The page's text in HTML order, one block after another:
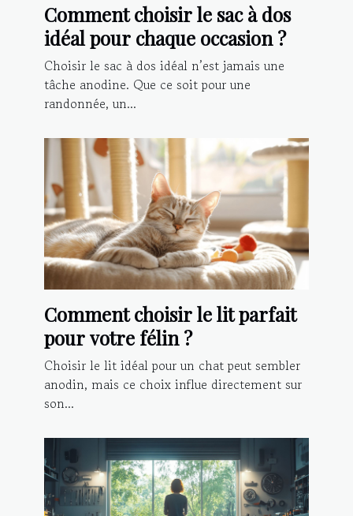
Comment choisir le sac à dos
idéal pour chaque occasion ?
Choisir le sac à dos idéal n’est jamais une
tâche anodine. Que ce soit pour une
randonnée, un...
Comment choisir le lit parfait
pour votre félin ?
Choisir le lit idéal pour un chat peut sembler
anodin, mais ce choix influe directement sur
son...